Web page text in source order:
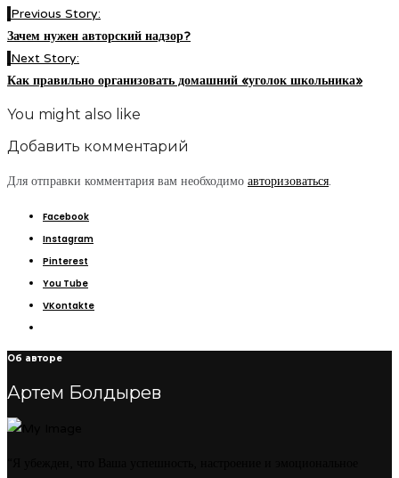
Previous Story:
Зачем нужен авторский надзор?
Next Story:
Как правильно организовать домашний «уголок школьника»
You might also like
Добавить комментарий
Для отправки комментария вам необходимо авторизоваться.
Facebook
Instagram
Pinterest
You Tube
VKontakte
Об авторе
Артем Болдырев